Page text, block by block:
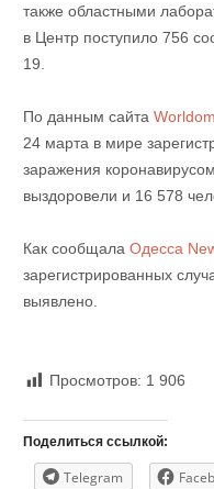
также областными
в Центр поступило 756
19.
По данным сайта
24 марта в мире
заражения
выздоровели и 16 578
Как сообщала Одесса
зарегистрированных
выявлено.
Просмотров: 1 906
Поделиться ссылкой:
Telegram